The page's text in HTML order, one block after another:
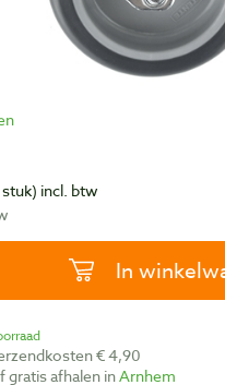
incl. btw
In
€ 4,90
Of gratis afhalen inArnhem